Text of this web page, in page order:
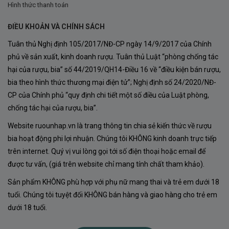
Sự kết hợp này giúp rễ nho phát triển sâu, hấp thu
khoáng chất tự nhiên và tạo nên hậu vị thanh thoát đặc
trưng.
Ngoài ra, lượng mưa tại Mendoza rất thấp nên người
trồng nho chủ động kiểm soát nguồn nước tưới từ băng
tuyết tan trên dãy Andes. Điều này giúp trái nho đạt độ
cô đọng cao mà vẫn giữ được sự cân bằng.
Giống nho Malbec – Biểu tượng của
Argentina
Malbec vốn có nguồn gốc từ vùng Cahors của Pháp. Tuy
nhiên, phải đến khi được đưa sang Argentina vào thế kỷ
XIX, giống nho này mới thực sự phát huy hết tiềm năng.
Hình thức thanh toán
ĐIỀU KHOẢN VÀ CHÍNH SÁCH
Tuân thủ Nghị định 105/2017/NĐ-CP ngày 14/9/2017 của Chính
phủ về sản xuất, kinh doanh rượu. Tuân thủ Luật “phòng chống tác
hại của rượu, bia” số 44/2019/QH14-Điều 16 về “điều kiện bán rượu,
bia theo hình thức thương mại điện tử”; Nghị định số 24/2020/NĐ-
CP của Chính phủ “quy định chi tiết một số điều của Luật phòng,
chống tác hại của rượu, bia”.
Website ruounhap.vn là trang thông tin chia sẻ kiến thức về rượu
bia hoạt động phi lợi nhuận. Chúng tôi KHÔNG kinh doanh trực tiếp
trên internet. Quý vị vui lòng gọi tới số điện thoại hoặc email để
được tư vấn, (giá trên website chỉ mang tính chất tham khảo).
Sản phẩm KHÔNG phù hợp với phụ nữ mang thai và trẻ em dưới 18
tuổi. Chúng tôi tuyệt đối KHÔNG bán hàng và giao hàng cho trẻ em
dưới 18 tuổi.